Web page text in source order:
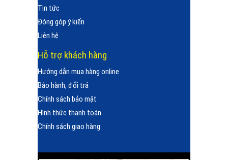
Tin tức
Đóng góp ý kiến
Liên hệ
Hỗ trợ khách hàng
Hướng dẫn mua hàng online
Bảo hành, đổi trả
Chính sách bảo mật
Hình thức thanh toán
Chính sách giao hàng